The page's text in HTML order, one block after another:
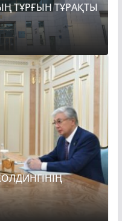
ТҰРҒЫН ТҰРАҚТЫ